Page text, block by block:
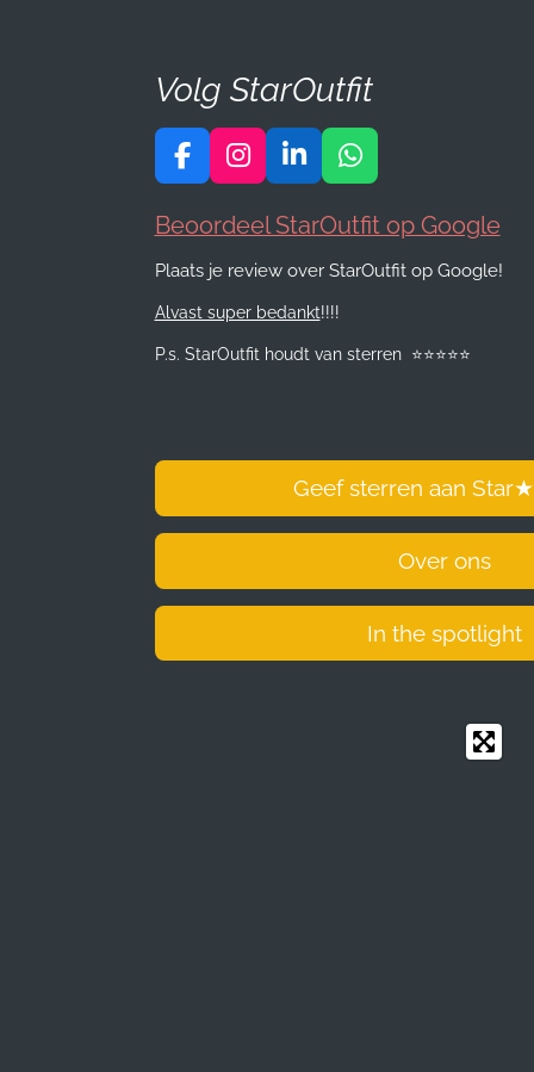
Volg StarOutfit
F
c
b
o
k
I
s
a
r
a
L
n
e
I
n
W
a
s
p
Beoordeel StarOutfit op Google
Plaats je review over StarOutfit op Google!
Alvast super bedankt!!!!
P.s. StarOutfit houdt van sterren ⭐️⭐️⭐️⭐️⭐️
Geef sterren aan Star★
Over ons
In the spotlight